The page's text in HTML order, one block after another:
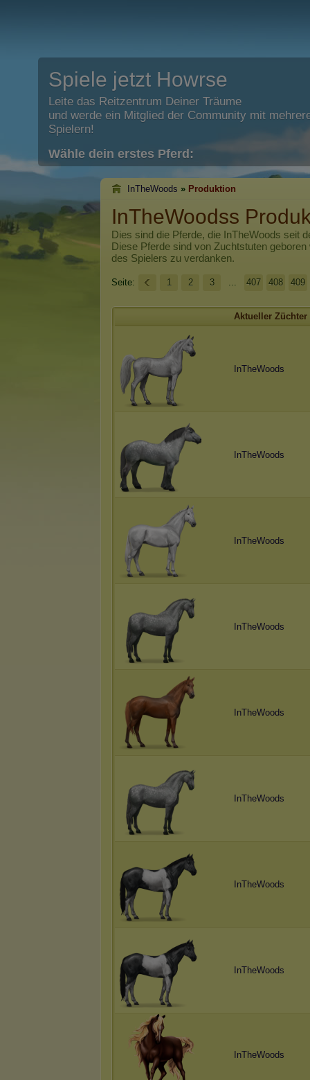
Spiele jetzt Howrse
Leite das Reitzentrum Deiner Träume
und werde ein Mitglied der Community mit
Spielern!
Wähle dein erstes Pferd:
InTheWoods » Produktion
InTheWoodss
Dies sind die Pferde, die InTheWoods seit
Diese Pferde sind von Zuchtstuten
des Spielers zu verdanken.
Seite: 1 2 3 ... 407 408 409
Aktueller Züchter
InTheWoods
InTheWoods
InTheWoods
InTheWoods
InTheWoods
InTheWoods
InTheWoods
InTheWoods
InTheWoods